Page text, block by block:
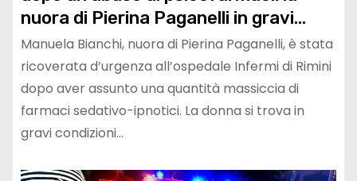
nuora di Pierina Paganelli in gravi
condizioni, i legali parlano di pressione
psicologica insostenibile
Manuela Bianchi, nuora di Pierina Paganelli, è stata
ricoverata d’urgenza all’ospedale Infermi di Rimini
dopo aver assunto una quantità massiccia di
farmaci sedativo-ipnotici. La donna si trova in
gravi condizioni…